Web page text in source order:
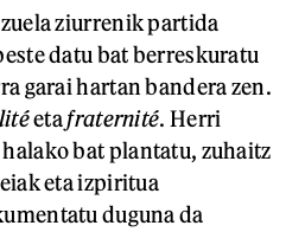
ziurrenik partida
datu bat berreskuratu
garai hartan bandera zen.
etafraternité. Herri
bat plantatu, zuhaitz
eta izpiritua
duguna da